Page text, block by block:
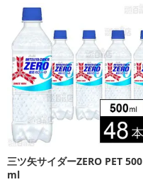
三ツ矢サイダーZERO PET 500
ml